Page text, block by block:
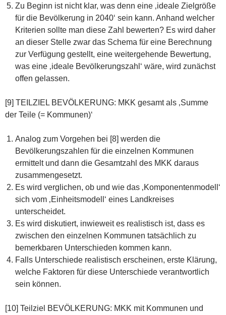
Zu Beginn ist nicht klar, was denn eine ‚ideale Zielgröße
für die Bevölkerung in 2040‘ sein kann. Anhand welcher
Kriterien sollte man diese Zahl bewerten? Es wird daher
an dieser Stelle zwar das Schema für eine Berechnung
zur Verfügung gestellt, eine weitergehende Bewertung,
was eine ‚ideale Bevölkerungszahl‘ wäre, wird zunächst
offen gelassen.
[9] TEILZIEL BEVÖLKERUNG: MKK gesamt als ‚Summe
der Teile (= Kommunen)‘
Analog zum Vorgehen bei [8] werden die
Bevölkerungszahlen für die einzelnen Kommunen
ermittelt und dann die Gesamtzahl des MKK daraus
zusammengesetzt.
Es wird verglichen, ob und wie das ‚Komponentenmodell‘
sich vom ‚Einheitsmodell‘ eines Landkreises
unterscheidet.
Es wird diskutiert, inwieweit es realistisch ist, dass es
zwischen den einzelnen Kommunen tatsächlich zu
bemerkbaren Unterschieden kommen kann.
Falls Unterschiede realistisch erscheinen, erste Klärung,
welche Faktoren für diese Unterschiede verantwortlich
sein können.
[10] Teilziel BEVÖLKERUNG: MKK mit Kommunen und